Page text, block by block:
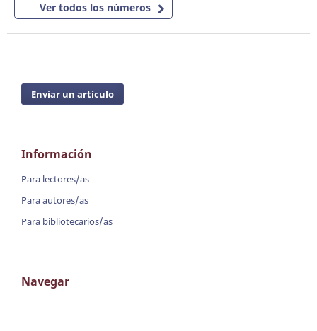
Ver todos los números
Enviar un artículo
Información
Para lectores/as
Para autores/as
Para bibliotecarios/as
Navegar